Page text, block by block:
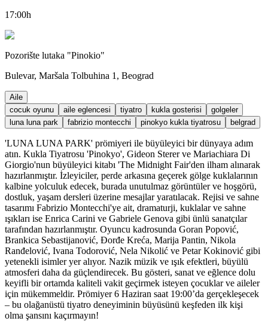
17:00h
Pozorište lutaka "Pinokio"
Bulevar, Maršala Tolbuhina 1, Beograd
Aile
cocuk oyunu
aile eglencesi tiyatro kukla gosterisi
golgeler
luna luna park
fabrizio montecchi pinokyo kukla tiyatrosu belgrad
'LUNA LUNA PARK' prömiyeri ile büyüleyici bir dünyaya adım
atın. Kukla Tiyatrosu 'Pinokyo', Gideon Sterer ve Mariachiara Di
Giorgio'nun büyüleyici kitabı 'The Midnight Fair'den ilham alınarak
hazırlanmıştır. İzleyiciler, perde arkasına geçerek gölge kuklalarının
kalbine yolculuk edecek, burada unutulmaz görüntüler ve hoşgörü,
dostluk, yaşam dersleri üzerine mesajlar yaratılacak. Rejisi ve sahne
tasarımı Fabrizio Montecchi'ye ait, dramaturji, kuklalar ve sahne
ışıkları ise Enrica Carini ve Gabriele Genova gibi ünlü sanatçılar
tarafından hazırlanmıştır. Oyuncu kadrosunda Goran Popović,
Brankica Sebastijanović, Đorđe Kreća, Marija Pantin, Nikola
Ranđelović, Ivana Todorović, Nela Nikolić ve Petar Kokinović gibi
yetenekli isimler yer alıyor. Nazik müzik ve ışık efektleri, büyülü
atmosferi daha da güçlendirecek. Bu gösteri, sanat ve eğlence dolu
keyifli bir ortamda kaliteli vakit geçirmek isteyen çocuklar ve aileler
için mükemmeldir. Prömiyer 6 Haziran saat 19:00’da gerçekleşecek
– bu olağanüstü tiyatro deneyiminin büyüsünü keşfeden ilk kişi
olma şansını kaçırmayın!